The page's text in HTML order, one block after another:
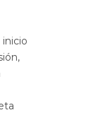
inicio